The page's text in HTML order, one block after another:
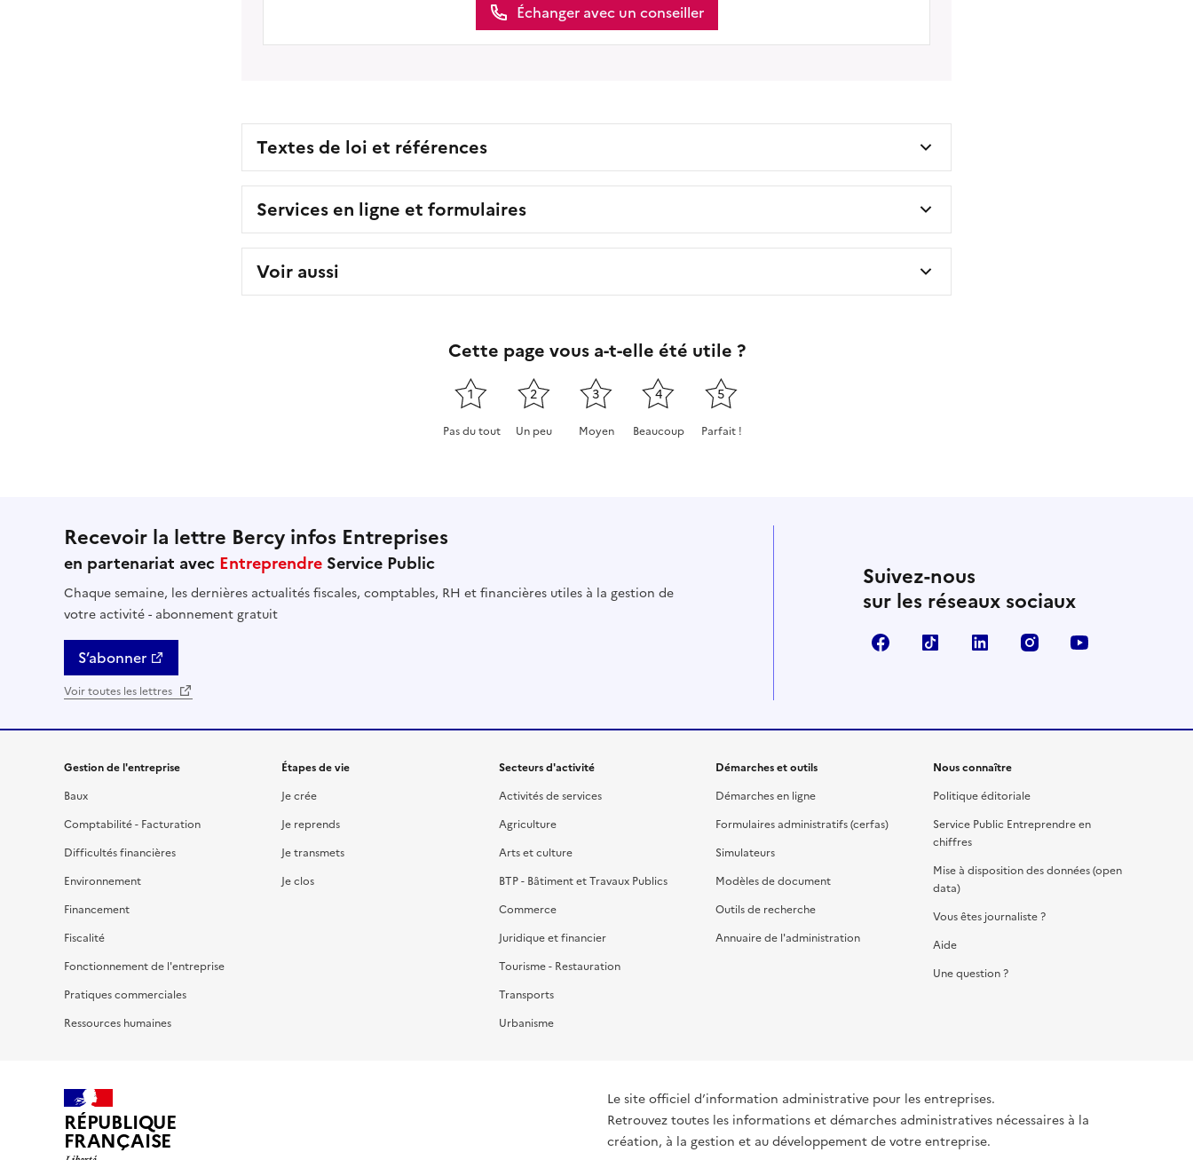
Échanger avec un conseiller
Textes de loi et références
Services en ligne et formulaires
Voir aussi
Cette page vous a-t-elle été utile ?
1
Pas du tout
2
Un peu
3
Moyen
4
Beaucoup
5
Parfait !
Recevoir la lettre Bercy infos Entreprises
en partenariat avec Entreprendre Service Public
Chaque semaine, les dernières actualités fiscales, comptables, RH et financières utiles à la gestion de
votre activité - abonnement gratuit
S’abonner
Voir toutes les lettres
Suivez-nous
sur les réseaux sociaux
FacebookTikTok Linkedin Instagram
Gestion de l'entreprise
Baux
Comptabilité - Facturation
Difficultés financières
Environnement
Financement
Fiscalité
Fonctionnement de l'entreprise
Pratiques commerciales
Ressources humaines
Étapes de vie
Je crée
Je reprends
Je transmets
Je clos
Secteurs d'activité
Activités de services
Agriculture
Arts et culture
BTP - Bâtiment et Travaux Publics
Commerce
Juridique et financier
Tourisme - Restauration
Transports
Urbanisme
Démarches et outils
Démarches en ligne
Formulaires administratifs (cerfas)
Simulateurs
Modèles de document
Outils de recherche
Annuaire de l'administration
Nous connaître
Politique éditoriale
Service Public Entreprendre en
chiffres
Mise à disposition des données (open
data)
Vous êtes journaliste ?
Aide
Une question ?
RÉPUBLIQUE
FRANÇAISE
Le site officiel d’information administrative pour les entreprises.
Retrouvez toutes les informations et démarches administratives nécessaires à la
création, à la gestion et au développement de votre entreprise.